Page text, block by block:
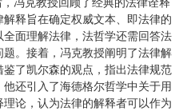
冯克教授回顾了经典的法律诠释
释旨在确定权威文本、即法律的
面理解法律，法哲学还需回答法
。接着，冯克教授阐明了法律解
了凯尔森的观点，指出法律规范
还引入了海德格尔哲学中关于用
论，认为法律的解释者可以作为